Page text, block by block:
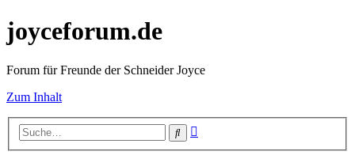
joyceforum.de
Forum für Freunde der Schneider Joyce
Zum Inhalt
Suche